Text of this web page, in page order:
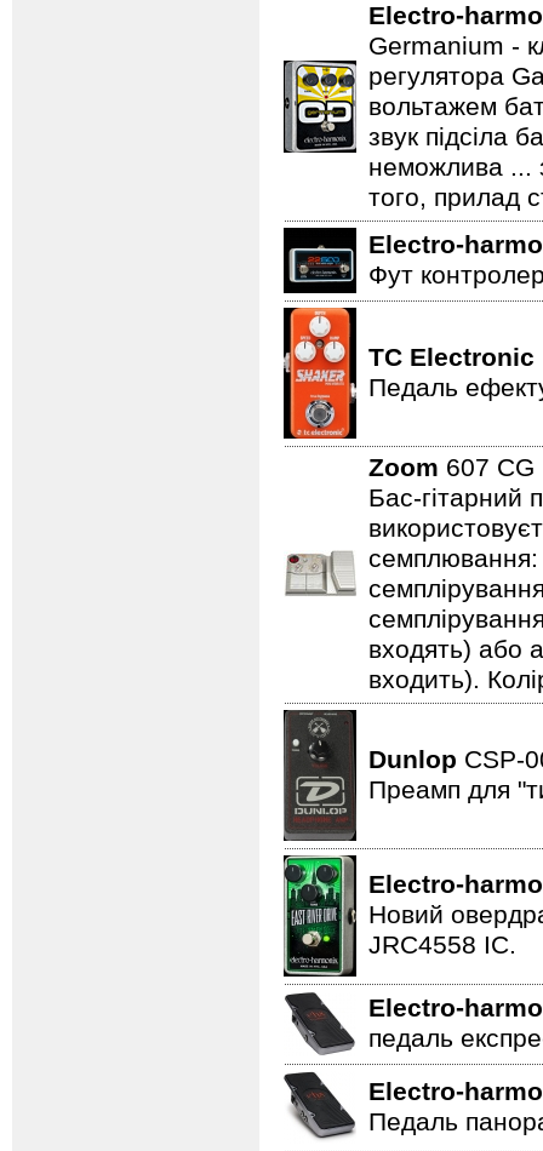
Electro-
Germanium -
регулятора
вольтажем
звук підсіла
неможлива ...
того, прилад
Electro-
Фут
TC Electronic
Педаль
Zoom 607
Бас-гітарний
семплювання:
входять) або
входить).
Dunlop CSP-
Преамп для
Electro-
Новий
JRC4558 IC.
Electro-
педаль
Electro-
Педаль